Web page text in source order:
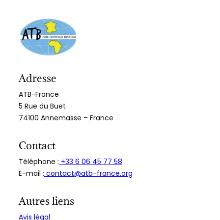
Adresse
ATB-France
5 Rue du Buet
74100 Annemasse – France
Contact
Téléphone : +33 6 06 45 77 58
E-mail : contact@atb-france.org
Autres liens
Avis légal